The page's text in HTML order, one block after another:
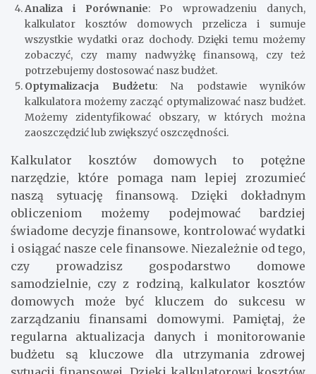
Analiza i Porównanie: Po wprowadzeniu danych,
kalkulator kosztów domowych przelicza i sumuje
wszystkie wydatki oraz dochody. Dzięki temu możemy
zobaczyć, czy mamy nadwyżkę finansową, czy też
potrzebujemy dostosować nasz budżet.
Optymalizacja Budżetu: Na podstawie wyników
kalkulatora możemy zacząć optymalizować nasz budżet.
Możemy zidentyfikować obszary, w których można
zaoszczędzić lub zwiększyć oszczędności.
Kalkulator kosztów domowych to potężne
narzędzie, które pomaga nam lepiej zrozumieć
naszą sytuację finansową. Dzięki dokładnym
obliczeniom możemy podejmować bardziej
świadome decyzje finansowe, kontrolować wydatki
i osiągać nasze cele finansowe. Niezależnie od tego,
czy prowadzisz gospodarstwo domowe
samodzielnie, czy z rodziną, kalkulator kosztów
domowych może być kluczem do sukcesu w
zarządzaniu finansami domowymi. Pamiętaj, że
regularna aktualizacja danych i monitorowanie
budżetu są kluczowe dla utrzymania zdrowej